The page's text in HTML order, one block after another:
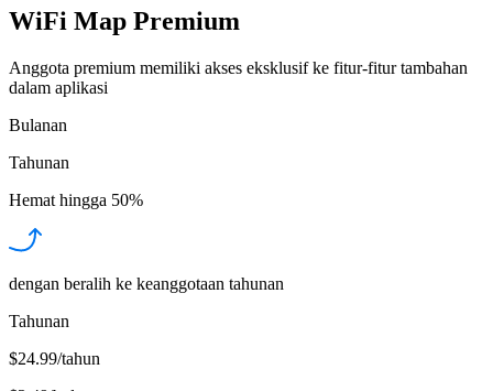
WiFi Map Premium
Anggota premium memiliki akses eksklusif ke fitur-fitur tambahan
dalam aplikasi
Bulanan
Tahunan
Hemat hingga 50%
dengan beralih ke keanggotaan tahunan
Tahunan
$24.99/tahun